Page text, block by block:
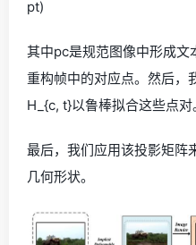
pt)
其中pc是规范图像中形成文
重构帧中的对应点。然后，
H_{c, t}以鲁棒拟合这些点对
最后，我们应用该投影矩阵
几何形状。